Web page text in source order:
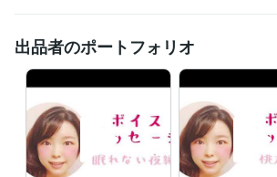
直近毎日予定が詰まっているため
新規の方はお断りしております(´;ω;`)
今までご購入いただいたお客様のみ、
事前予約の上で受け付けてます◎
※すごくたま〜に待機してます♩
出品者のポートフォリオ